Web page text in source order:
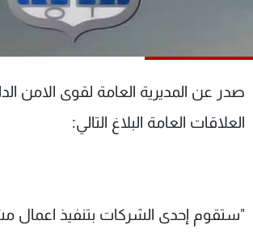
صدر عن المديرية العامة لقوى الامن
العلاقات العامة البلاغ التالي:
"ستقوم إحدى الشركات بتنفيذ اعمال
عن MTV
لاعلاناتكم
وظائف
شروط الإسـتخدام